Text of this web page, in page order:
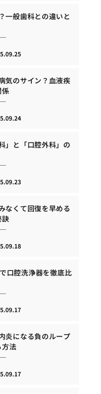
一般歯科との違いと
気のサイン？血液疾
係
」と「口腔外科」の
なくて回復を早める
口腔洗浄器を徹底比
炎になる負のループ
法